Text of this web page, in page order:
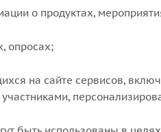
о продуктах,
опросах;
на сайте сервисов,